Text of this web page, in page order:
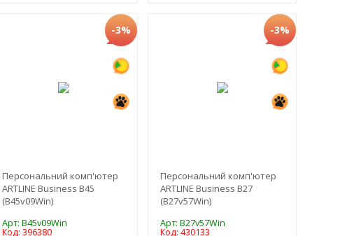
-3%
Персональний комп'ютер
ARTLINE Business B45
(B45v09Win)
Арт: B45v09Win
Код: 396380
-3%
Персональний комп'ютер
ARTLINE Business B27
(B27v57Win)
Арт: B27v57Win
Код: 430133